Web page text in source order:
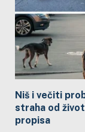
Niš i večiti
straha od
propisa